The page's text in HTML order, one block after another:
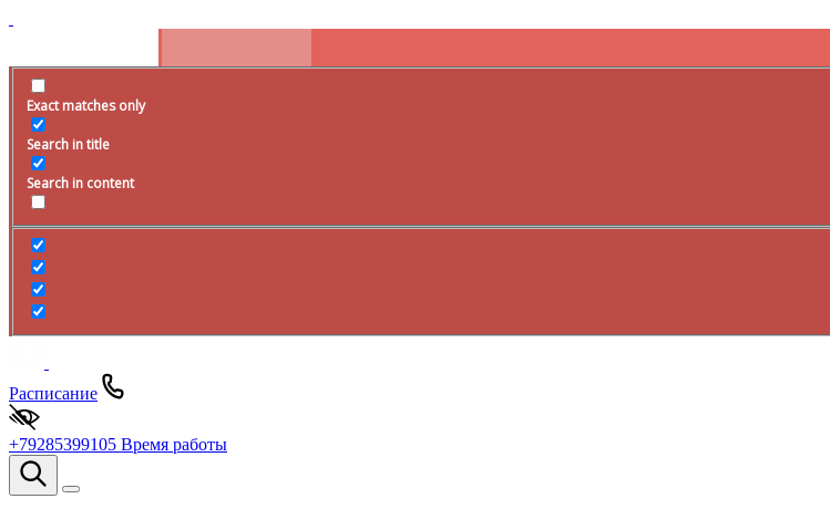
Exact matches only
Search in title
Search in content
Расписание
+79285399105 Время работы